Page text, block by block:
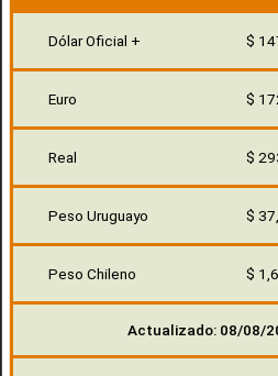
Dólar Oficial + $
Euro $
Real $
Peso Uruguayo $
Peso Chileno $
Actualizado: 08/08/